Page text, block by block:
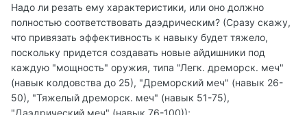
Надо ли резать ему характеристики, или оно должно
полностью соответствовать даэдрическим? (Сразу скажу,
что привязать эффективность к навыку будет тяжело,
поскольку придется создавать новые айдишники под
каждую "мощность" оружия, типа "Легк. дреморск. меч"
(навык колдовства до 25), "Дреморский меч" (навык 26-
50), "Тяжелый дреморск. меч" (навык 51-75),